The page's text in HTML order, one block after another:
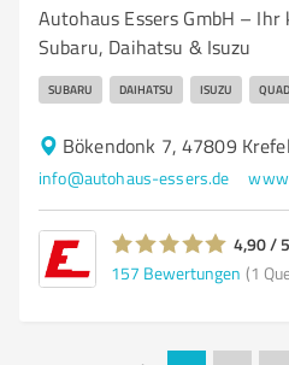
Autohaus Essers GmbH –
Subaru, Daihatsu & Isuzu
SUBARU DAIHATSU ISUZU
Bökendonk 7, 47809
info@autohaus-essers.de
4,90 /
157 Bewertungen (1